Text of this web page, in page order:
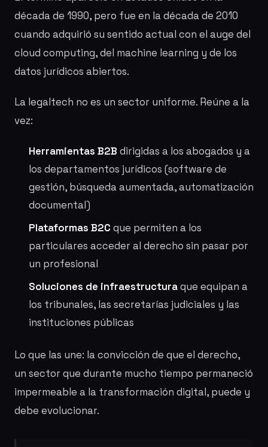
década de 1990, pero fue en la década de 2010
cuando adquirió su sentido actual con el auge del
cloud computing, del machine learning y de los
datos jurídicos abiertos.
La legaltech no es un sector uniforme. Reúne a la
vez:
Herramientas B2B dirigidas a los abogados y a
los departamentos jurídicos (software de
gestión, búsqueda aumentada, automatización
documental)
Plataformas B2C que permiten a los
particulares acceder al derecho sin pasar por
un profesional
Soluciones de infraestructuraque equipan a
los tribunales, las secretarías judiciales y las
instituciones públicas
Lo que las une: la convicción de que el derecho,
un sector que durante mucho tiempo permaneció
impermeable a la transformación digital, puede y
debe evolucionar.